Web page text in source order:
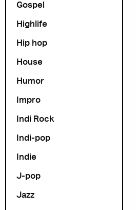
Gospel
Highlife
Hip hop
House
Humor
Impro
Indi Rock
Indi-pop
Indie
J-pop
Jazz